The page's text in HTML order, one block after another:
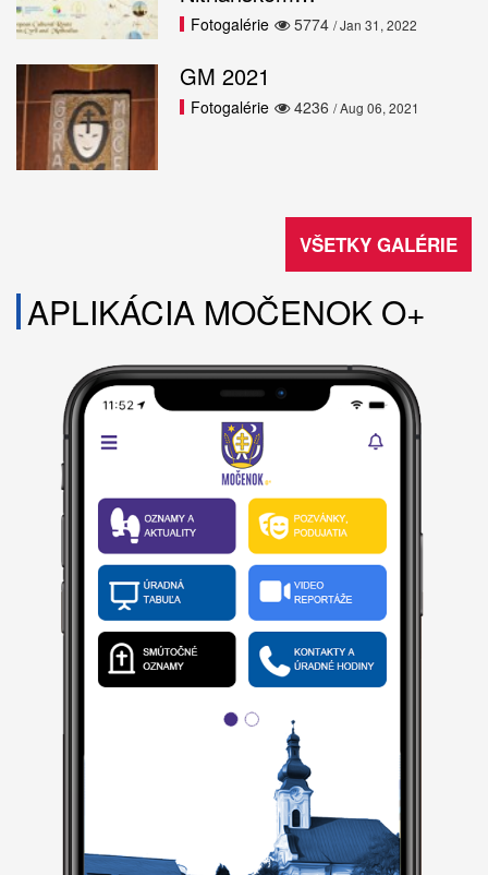
5774
Fotogalérie / Jan 31, 2022
GM 2021
4236
Fotogalérie / Aug 06, 2021
VŠETKY GALÉRIE
APLIKÁCIA MOČENOK O+